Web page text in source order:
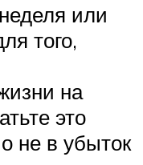
или
того,
на
это
не в убыток